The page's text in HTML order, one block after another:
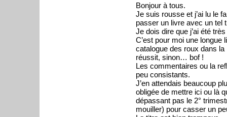
Bonjour à tous.
Je suis rousse et j’ai lu le
passer un livre avec un tel
Je dois dire que j’ai été
C’est pour moi une longue
catalogue des roux dans la
réussit, sinon… bof !
Les commentaires ou la
peu consistants.
J’en attendais beaucoup
obligée de mettre ici ou là
dépassant pas le 2°
mouiller) pour casser un